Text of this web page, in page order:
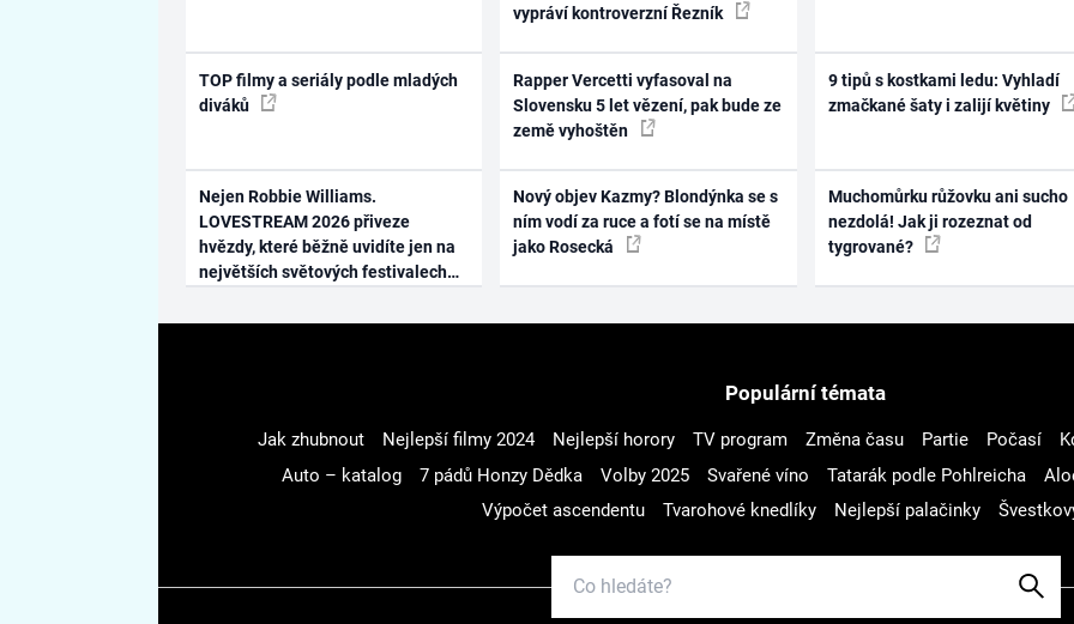
TOP filmy a seriály podle mladých
diváků
Nejen Robbie Williams.
LOVESTREAM 2026 přiveze
hvězdy, které běžně uvidíte jen na
největších světových festivalech
vypráví kontroverzní Řezník
Rapper Vercetti vyfasoval na
Slovensku 5 let vězení, pak bude ze
země vyhoštěn
Nový objev Kazmy? Blondýnka se s
ním vodí za ruce a fotí se na místě
jako Rosecká
9 tipů s kostkami ledu: Vyhladí
zmačkané šaty i zalijí květiny
Muchomůrku růžovku ani sucho
nezdolá! Jak ji rozeznat od
tygrované?
Populární témata
Jak zhubnout Nejlepší filmy 2024 Nejlepší horory TV program Změna času Partie Počasí
Auto – katalog
7 pádů Honzy Dědka Volby 2025 Svařené víno Tatarák podle Pohlreicha
Výpočet ascendentu
Tvarohové knedlíky Nejlepší palačinky